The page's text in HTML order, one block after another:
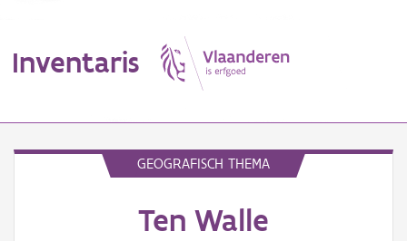
Inventaris
GEOGRAFISCH THEMA
Ten Walle